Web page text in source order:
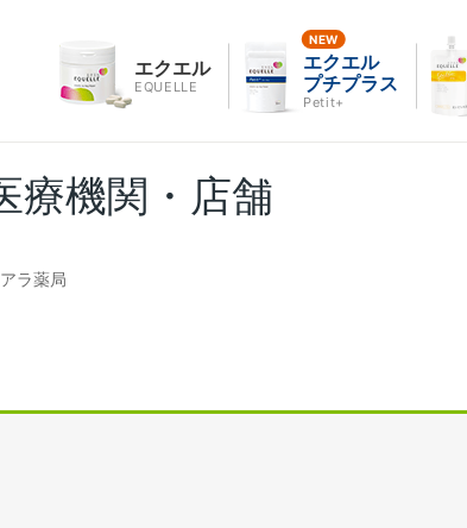
エクエル
EQUELLE
エクエル
プチプラス
Petit+
療機関・店舗
ラ薬局